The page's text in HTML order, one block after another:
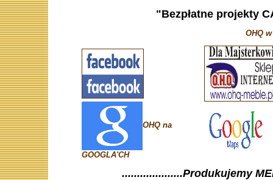
"Bezpłatne projekty
OHQ
OHQ na
GOOGLA'CH
....................Produkujemy